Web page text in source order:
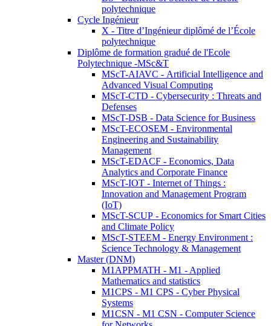
polytechnique
Cycle Ingénieur
X - Titre d’Ingénieur diplômé de l’École
polytechnique
Diplôme de formation gradué de l'Ecole
Polytechnique -MSc&T
MScT-AIAVC - Artificial Intelligence and
Advanced Visual Computing
MScT-CTD - Cybersecurity : Threats and
Defenses
MScT-DSB - Data Science for Business
MScT-ECOSEM - Environmental
Engineering and Sustainability
Management
MScT-EDACF - Economics, Data
Analytics and Corporate Finance
MScT-IOT - Internet of Things :
Innovation and Management Program
(IoT)
MScT-SCUP - Economics for Smart Cities
and Climate Policy
MScT-STEEM - Energy Environment :
Science Technology & Management
Master (DNM)
M1APPMATH - M1 - Applied
Mathematics and statistics
M1CPS - M1 CPS - Cyber Physical
Systems
M1CSN - M1 CSN - Computer Science